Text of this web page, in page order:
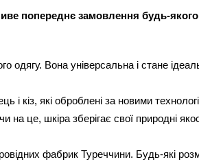
попереднє замовлення будь-якого
одягу. Вона універсальна і стане
і кіз, які оброблені за новими
це, шкіра зберігає свої природні
фабрик Туреччини. Будь-які